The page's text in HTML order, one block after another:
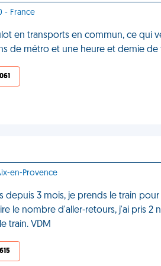
- France
en transports en commun, ce qui
de métro et une heure et demie de
en-Provence
3 mois, je prends le train
le nombre d'aller-retours, j'ai pris 2
train. VDM